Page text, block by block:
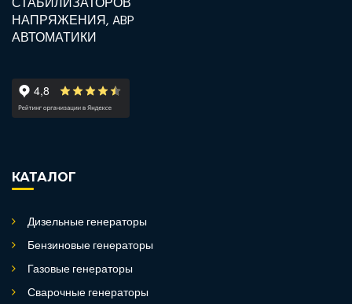
КАТАЛОГ
Дизельные генераторы
Бензиновые генераторы
Газовые генераторы
Сварочные генераторы